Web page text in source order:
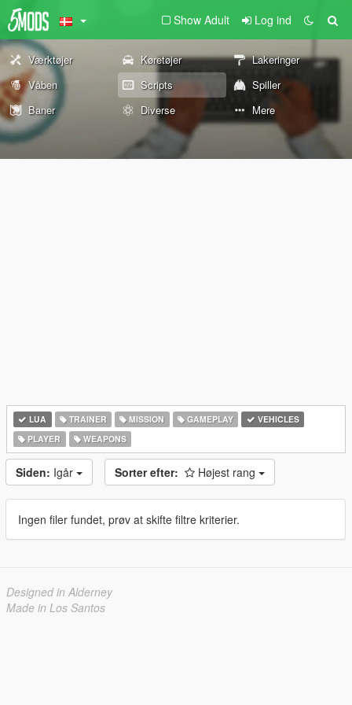
Show Adult Log ind
Værktøjer Køretøjer
Lakeringer
Våben
Scripts
Spiller
Baner
Diverse Mere
LUA TRAINER MISSION GAMEPLAY
VEHICLES
PLAYER
WEAPONS
Siden: Igår Sorter efter: Højest rang
Ingen filer fundet, prøv at skifte filtre kriterier.
Designed in Alderney
Made in Los Santos